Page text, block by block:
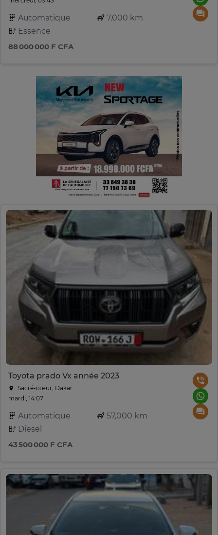
Automatique
7,000 km
Essence
88 000 000 F CFA
Toyota prado Vx année 2023
Sacré-cœur, Dakar
mardi, 14:07
Automatique
57,000 km
Diesel
43 500 000 F CFA